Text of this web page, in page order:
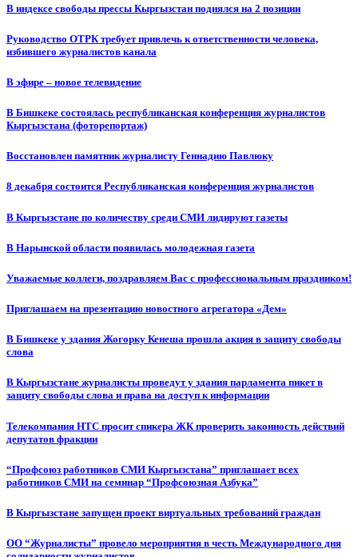
В индексе свободы прессы Кыргызстан поднялся на 2 позиции
Руководство ОТРК требует привлечь к ответственности человека,
избившего журналистов канала
В эфире – новое телевидение
В Бишкеке состоялась республиканская конференция журналистов
Кыргызстана (фоторепортаж)
Восстановлен памятник журналисту Геннадию Павлюку
8 декабря состоится Республиканская конференция журналистов
В Кыргызстане по количеству среди СМИ лидируют газеты
В Нарынской области появилась молодежная газета
Уважаемые коллеги, поздравляем Вас с профессиональным праздником!
Приглашаем на презентацию новостного агрегатора «Дем»
В Бишкеке у здания Жогорку Кенеша прошла акция в защиту свободы
слова
В Кыргызстане журналисты проведут у здания парламента пикет в
защиту свободы слова и права на доступ к информации
Телекомпания НТС просит спикера ЖК проверить законность действий
депутатов фракции
“Профсоюз работников СМИ Кыргызстана” приглашает всех
работников СМИ на семинар “Профсоюзная Азбука”
В Кыргызстане запущен проект виртуальных требований граждан
ОО “Журналисты” провело мероприятия в честь Международного дня